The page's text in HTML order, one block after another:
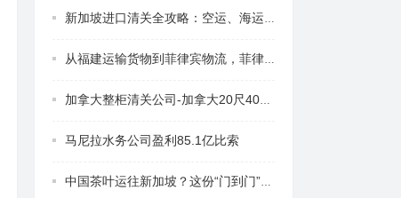
新加坡进口清关全攻略：空运、海运与快递如
从福建运输货物到菲律宾物流，菲律宾海运空
加拿大整柜清关公司-加拿大20尺40尺整柜集
马尼拉水务公司盈利85.1亿比索
中国茶叶运往新加坡？这份“门到门”物流指